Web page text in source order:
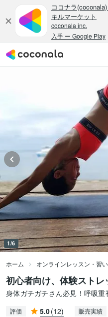
1/6
ホーム オンラインレッスン・習
初心者向け、体験スト
身体ガチガチさん必見！呼吸重
評価 5.0(12) 販売実績